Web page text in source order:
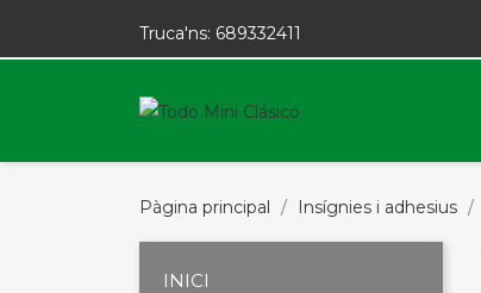
Truca'ns: 689332411
Pàgina principal Insígnies i adhesius
INICI